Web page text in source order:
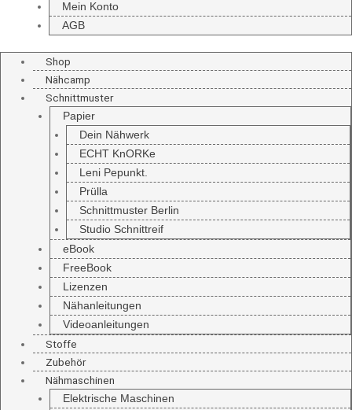
Mein Konto
AGB
Shop
Nähcamp
Schnittmuster
Papier
Dein Nähwerk
ECHT KnORKe
Leni Pepunkt.
Prülla
Schnittmuster Berlin
Studio Schnittreif
eBook
FreeBook
Lizenzen
Nähanleitungen
Videoanleitungen
Stoffe
Zubehör
Nähmaschinen
Elektrische Maschinen